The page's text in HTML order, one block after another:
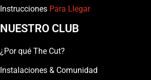
Instrucciones Para Llegar
NUESTRO CLUB
¿Por qué The Cut?
Instalaciones & Comunidad